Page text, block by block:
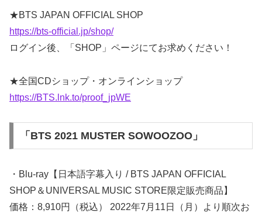
★BTS JAPAN OFFICIAL SHOP
https://bts-official.jp/shop/
ログイン後、「SHOP」ページにてお求めください！
★全国CDショップ・オンラインショップ
https://BTS.lnk.to/proof_jpWE
「BTS 2021 MUSTER SOWOOZOO」
・Blu-ray【日本語字幕入り / BTS JAPAN OFFICIAL
SHOP＆UNIVERSAL MUSIC STORE限定販売商品】
価格：8,910円（税込） 2022年7月11日（月）より順次お